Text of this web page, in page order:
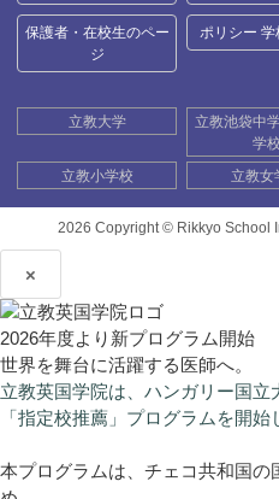
保護者・在校生のペー
ジ
ポリシー
立教大学
立教池袋中
学校
立教小学校
立教女
2026 Copyright © Rikkyo School
×
2026年度より新プログラム開始
世界を舞台に活躍する医師へ。
立教英国学院は、ハンガリー国立
「指定校推薦」プログラムを開始
本プログラムは、チェコ共和国の